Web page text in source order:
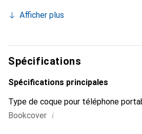
devient l'accessoire chic et
produits de haute qualité, la marque
sûr pour une clientèle exigeante.
Afficher plus
Spécifications
Spécifications principales
Type de coque pour téléphone
Bookcover i